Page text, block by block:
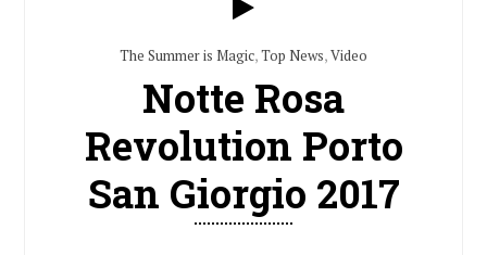
The Summer is Magic,Top News,Video
Notte Rosa
Revolution Porto
San Giorgio 2017